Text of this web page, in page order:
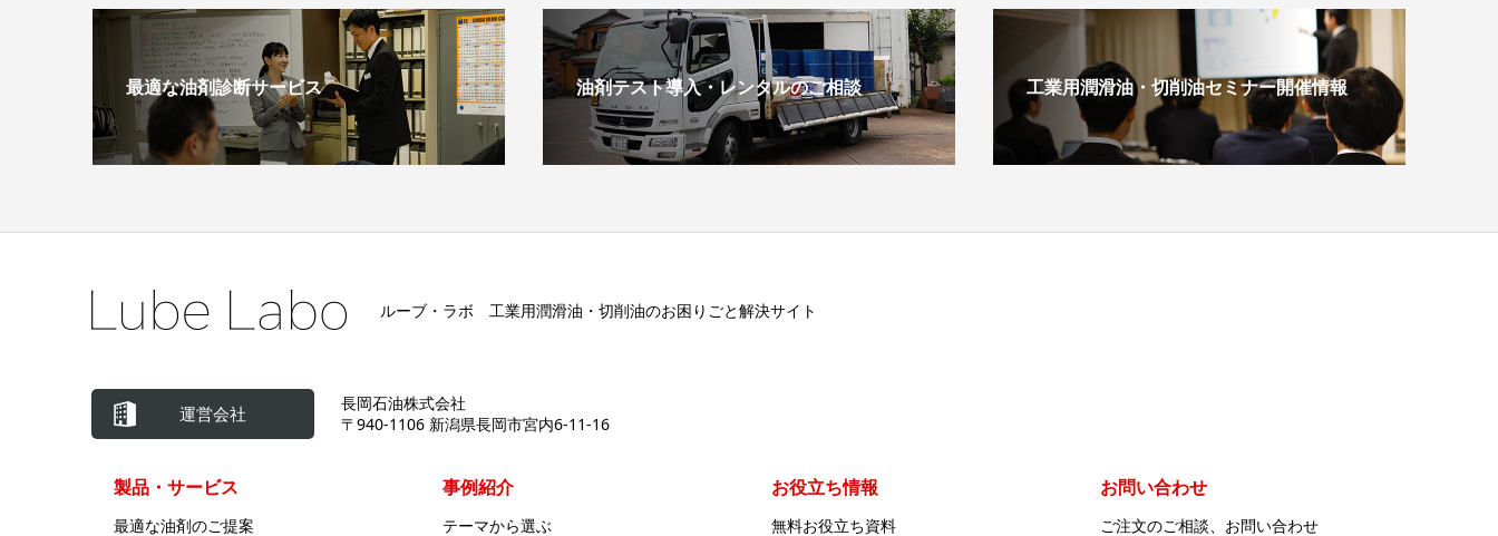
最適な油剤診断サービス 油剤テスト導入・レンタルのご相談 工業用潤滑油・切削油セミナー開催情報
ルーブ・ラボ 工業用潤滑油・切削油のお困りごと解決サイト
運営会社
長岡石油株式会社
〒940-1106 新潟県長岡市宮内6-11-16
製品・サービス
最適な油剤のご提案
事例紹介
テーマから選ぶ
お役立ち情報
無料お役立ち資料
お問い合わせ
ご注文のご相談、お問い合わせ